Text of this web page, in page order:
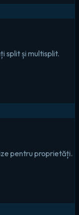
split și multisplit.
pentru proprietăți.